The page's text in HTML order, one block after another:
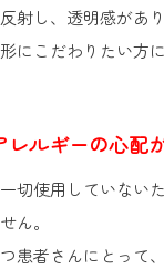
射し、透明感があり
にこだわりたい方
レルギーの心配
切使用していない
ん。
患者さんにとって